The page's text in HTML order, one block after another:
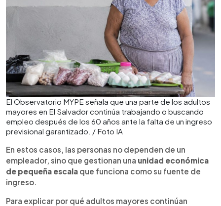
El Observatorio MYPE señala que una parte de los adultos
mayores en El Salvador continúa trabajando o buscando
empleo después de los 60 años ante la falta de un ingreso
previsional garantizado. / Foto IA
En estos casos, las personas no dependen de un
empleador, sino que gestionan una unidad económica
de pequeña escala que funciona como su fuente de
ingreso.
Para explicar por qué adultos mayores continúan